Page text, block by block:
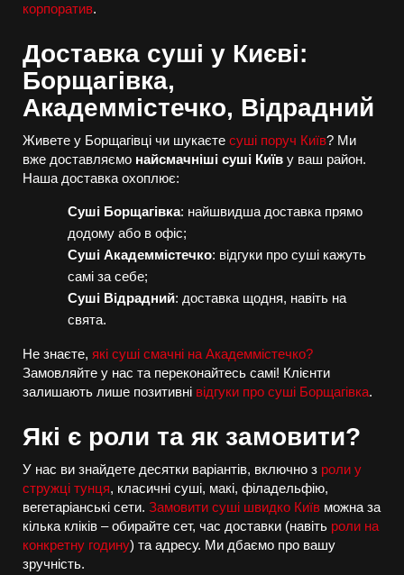
корпоратив.
Доставка суші у Києві:
Борщагівка,
Академмістечко, Відрадний
Живете у Борщагівці чи шукаєте суші поруч Київ? Ми
вже доставляємо найсмачніші суші Київ у ваш район.
Наша доставка охоплює:
Суші Борщагівка: найшвидша доставка прямо
додому або в офіс;
Суші Академмістечко: відгуки про суші кажуть
самі за себе;
Суші Відрадний: доставка щодня, навіть на
свята.
Не знаєте, які суші смачні на Академмістечко?
Замовляйте у нас та переконайтесь самі! Клієнти
залишають лише позитивні відгуки про суші Борщагівка.
Які є роли та як замовити?
У нас ви знайдете десятки варіантів, включно з роли у
стружці тунця, класичні суші, макі, філадельфію,
вегетаріанські сети. Замовити суші швидко Київ можна за
кілька кліків – обирайте сет, час доставки (навіть роли на
конкретну годину) та адресу. Ми дбаємо про вашу
зручність.